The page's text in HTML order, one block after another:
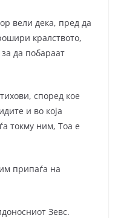
вели дека, пред да
кралството,
да побараат
според кое
и во која
токму ним, Тоа е
припаѓа на
Зевс.